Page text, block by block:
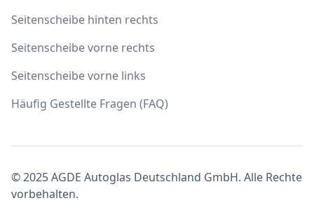
Seitenscheibe hinten rechts
Seitenscheibe vorne rechts
Seitenscheibe vorne links
Häufig Gestellte Fragen (FAQ)
© 2025 AGDE Autoglas Deutschland GmbH. Alle Rechte
vorbehalten.